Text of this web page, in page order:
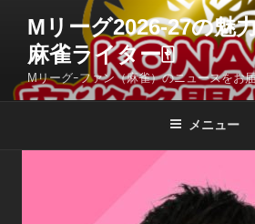
Mリーグ2026-27の魅
麻雀ライター🀄️
Mリーグｰファン（麻雀）のニュースをお
メニュー